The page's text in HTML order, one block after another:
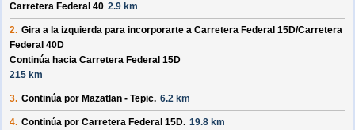
Carretera Federal 40 2.9 km
2. Gira a la izquierda para incorporarte a Carretera Federal 15D/Carretera
Federal 40D
Continúa hacia Carretera Federal 15D
215 km
3. Continúa por Mazatlan - Tepic. 6.2 km
4. Continúa por Carretera Federal 15D. 19.8 km